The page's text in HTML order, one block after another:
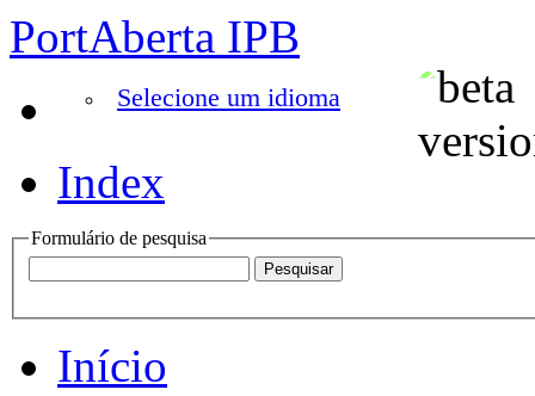
PortAberta IPB
Selecione um idioma
Index
Formulário de pesquisa
Início